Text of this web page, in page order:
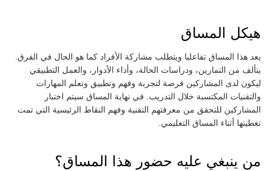
هيكل المساق
يعد هذا المساق تفاعليا ويتطلب مشاركة الأفراد كما هو الحال في الفرق.
يتألف من التمارين، ودراسات الحالة، وأداء الأدوار، والعمل التطبيقي
ليكون لدى المشاركين فرصة لتجربة وفهم وتطبيق وتعلم المهارات
والتقنيات المكتسبة خلال التدريب. في نهاية المساق سيتم اختبار
المشاركين للتحقق من معرفتهم التقنية وفهم النقاط الرئيسية التي تمت
تغطيتها أثناء المساق التعليمي.
من ينبغي عليه حضور هذا المساق؟